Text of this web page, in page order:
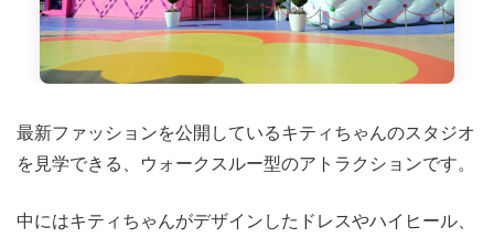
最新ファッションを公開しているキティちゃんのスタジオ
を見学できる、ウォークスルー型のアトラクションです。
中にはキティちゃんがデザインしたドレスやハイヒール、